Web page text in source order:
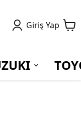
Giriş Yap